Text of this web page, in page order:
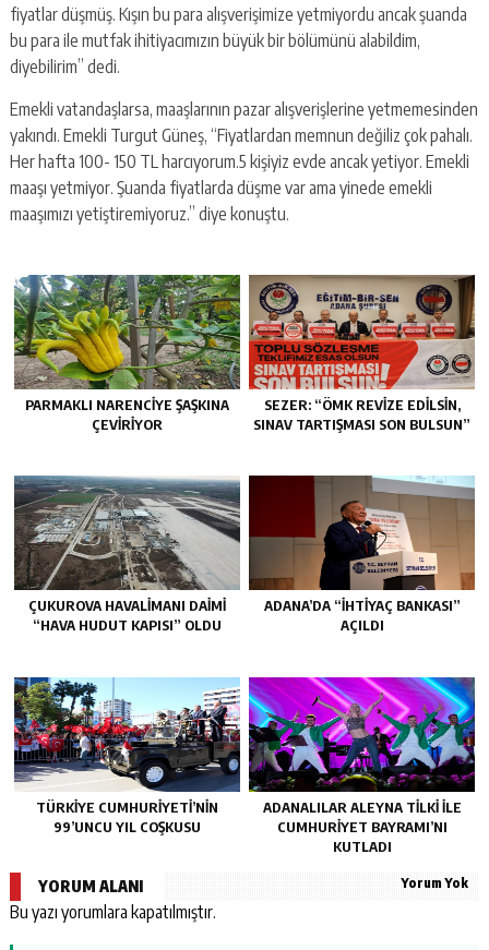
fiyatlar düşmüş. Kışın bu para alışverişimize yetmiyordu ancak şuanda
bu para ile mutfak ihitiyacımızın büyük bir bölümünü alabildim,
diyebilirim” dedi.
Emekli vatandaşlarsa, maaşlarının pazar alışverişlerine yetmemesinden
yakındı. Emekli Turgut Güneş, “Fiyatlardan memnun değiliz çok pahalı.
Her hafta 100- 150 TL harcıyorum.5 kişiyiz evde ancak yetiyor. Emekli
maaşı yetmiyor. Şuanda fiyatlarda düşme var ama yinede emekli
maaşımızı yetiştiremiyoruz.” diye konuştu.
PARMAKLI NARENCİYE ŞAŞKINA
ÇEVİRİYOR
SEZER: “ÖMK REVİZE EDİLSİN,
SINAV TARTIŞMASI SON BULSUN”
ÇUKUROVA HAVALİMANI DAİMİ
“HAVA HUDUT KAPISI” OLDU
ADANA’DA “İHTİYAÇ BANKASI”
AÇILDI
TÜRKİYE CUMHURİYETİ’NİN
99’UNCU YIL COŞKUSU
ADANALILAR ALEYNA TİLKİ İLE
CUMHURİYET BAYRAMI’NI
KUTLADI
YORUM ALANI Yorum Yok
Bu yazı yorumlara kapatılmıştır.